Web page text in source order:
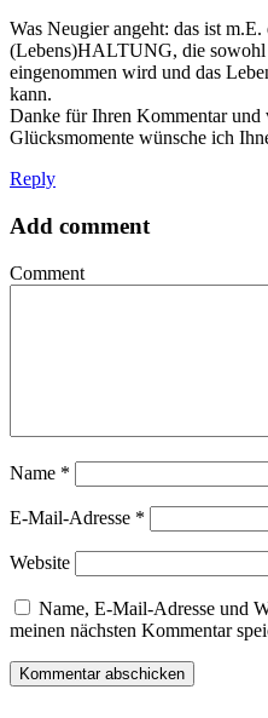
Was Neugier angeht: das ist
(Lebens)HALTUNG, die sowohl
eingenommen wird und das
kann.
Danke für Ihren Kommentar und
Glücksmomente wünsche ich
Reply
Add comment
Comment
Name *
E-Mail-Adresse *
Website
Name, E-Mail-Adresse und
meinen nächsten Kommentar